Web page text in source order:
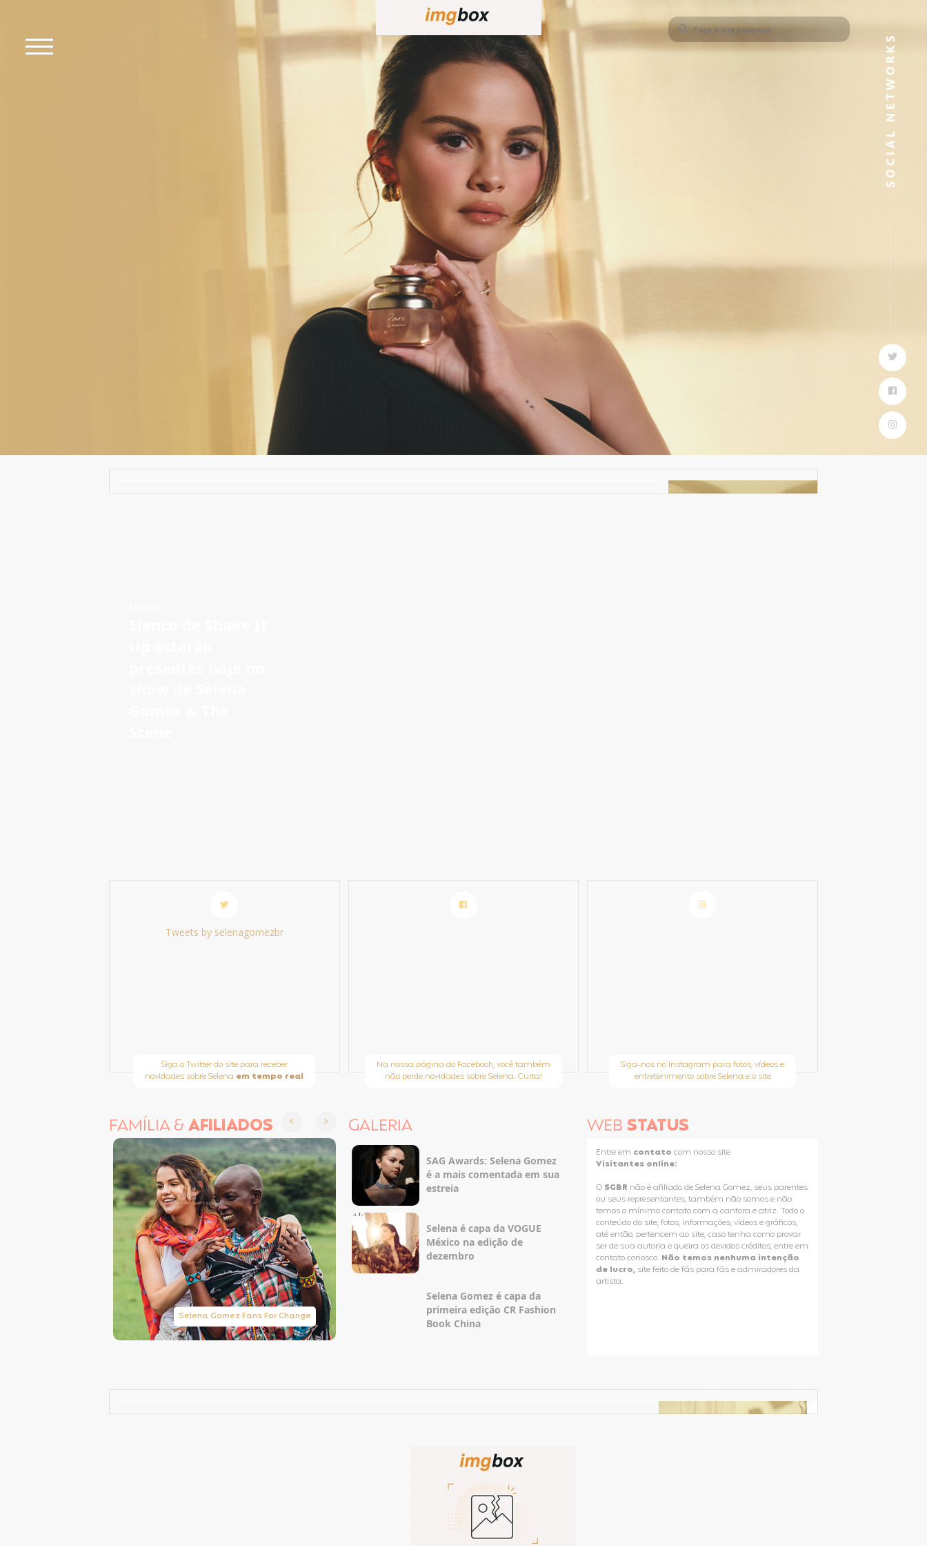
Tweets by selenagomezbr
Siga o Twitter do site para receber
novidades sobre Selena em tempo real
Na nossa página do Facebook, você também
não perde novidades sobre Selena. Curta!
Siga-nos no Instagram para fotos, vídeos e
entretenimento sobre Selena e o site
FAMÍLIA &AFILIADOS
Selena Gomez Fans For Change Taylor Swift Brasil
GALERIA
SAG Awards: Selena Gomez
é a mais comentada em sua
estreia
Selena é capa da VOGUE
México na edição de
dezembro
Selena Gomez é capa da
primeira edição CR Fashion
Book China
WEB STATUS
Entre em contatocom nosso site
Visitantes online:
O SGBR não é afiliado de Selena Gomez, seus parentes
ou seus representantes, também não somos e não
temos o mínimo contato com a cantora e atriz. Todo o
conteúdo do site, fotos, informações, vídeos e gráficos,
até então, pertencem ao site, caso tenha como provar
ser de sua autoria e queira os devidos créditos, entre em
contato conosco. Não temos nenhuma intenção
de lucro, site feito de fãs para fãs e admiradores da
artista.